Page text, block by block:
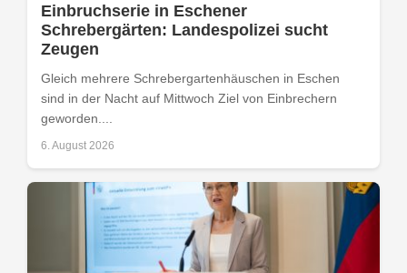
Einbruchserie in Eschener
Schrebergärten: Landespolizei sucht
Zeugen
Gleich mehrere Schrebergartenhäuschen in Eschen
sind in der Nacht auf Mittwoch Ziel von Einbrechern
geworden....
6. August 2026